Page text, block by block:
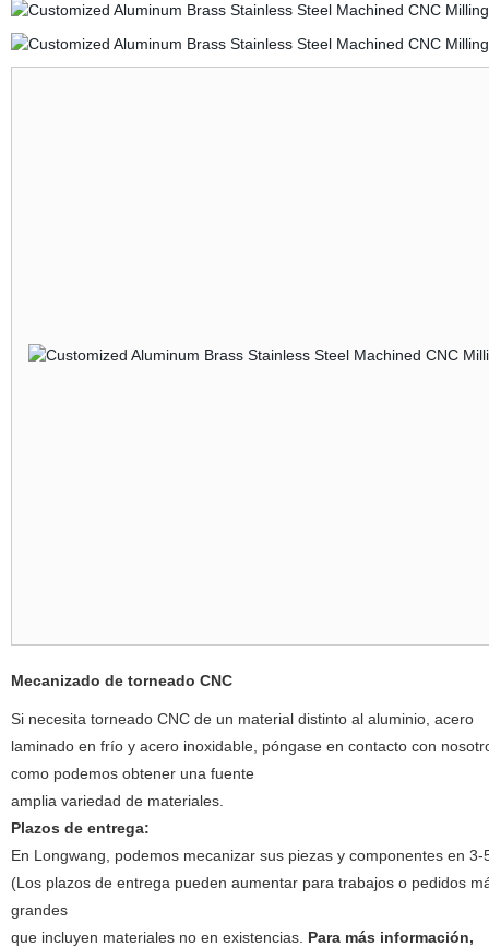
Mecanizado de torneado CNC
Si necesita torneado CNC de un material distinto al aluminio, acero
laminado en frío y acero inoxidable, póngase en contacto con
como podemos obtener una fuente
amplia variedad de materiales.
Plazos de entrega:
En Longwang, podemos mecanizar sus piezas y componentes en 3-
(Los plazos de entrega pueden aumentar para trabajos o pedidos
grandes
que incluyen materiales no en existencias. Para más información,